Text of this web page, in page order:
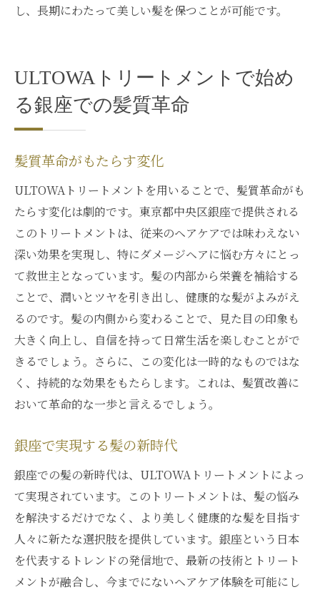
し、長期にわたって美しい髪を保つことが可能です。
ULTOWAトリートメントで始め
る銀座での髪質革命
髪質革命がもたらす変化
ULTOWAトリートメントを用いることで、髪質革命がも
たらす変化は劇的です。東京都中央区銀座で提供される
このトリートメントは、従来のヘアケアでは味わえない
深い効果を実現し、特にダメージヘアに悩む方々にとっ
て救世主となっています。髪の内部から栄養を補給する
ことで、潤いとツヤを引き出し、健康的な髪がよみがえ
るのです。髪の内側から変わることで、見た目の印象も
大きく向上し、自信を持って日常生活を楽しむことがで
きるでしょう。さらに、この変化は一時的なものではな
く、持続的な効果をもたらします。これは、髪質改善に
おいて革命的な一歩と言えるでしょう。
銀座で実現する髪の新時代
銀座での髪の新時代は、ULTOWAトリートメントによっ
て実現されています。このトリートメントは、髪の悩み
を解決するだけでなく、より美しく健康的な髪を目指す
人々に新たな選択肢を提供しています。銀座という日本
を代表するトレンドの発信地で、最新の技術とトリート
メントが融合し、今までにないヘアケア体験を可能にし